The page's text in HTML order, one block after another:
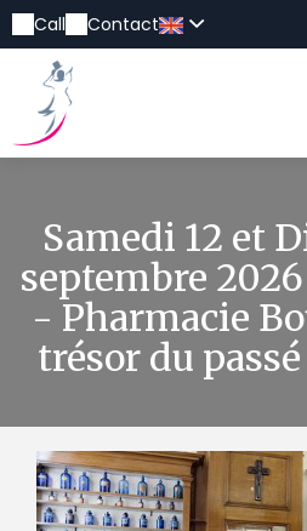
Call Contact
Samedi 12 et
septembre
- Pharmacie
trésor du